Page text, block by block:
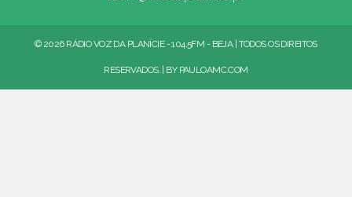
© 2026 RÁDIO VOZ DA PLANÍCIE - 104.5FM - BEJA | TODOS OS DIREITOS
RESERVADOS. | BY PAULOAMC.COM